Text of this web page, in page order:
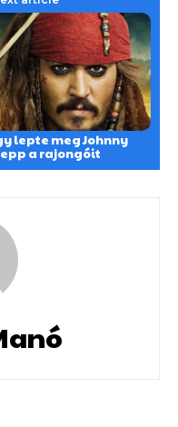
lepte meg Johnny
a rajongóit